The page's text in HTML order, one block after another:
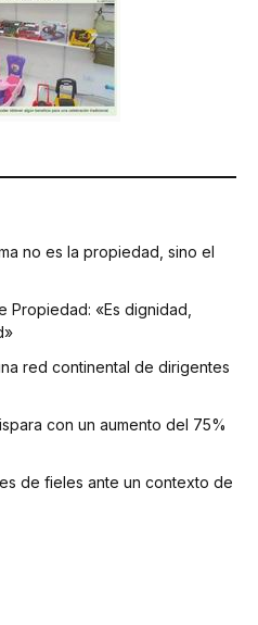
no es la propiedad, sino el
Propiedad: «Es dignidad,
red continental de dirigentes
con un aumento del 75%
de fieles ante un contexto de